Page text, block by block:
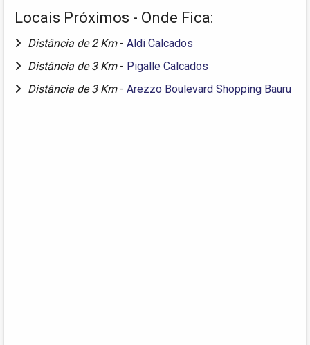
Locais Próximos - Onde Fica:
Distância de 2 Km - Aldi Calcados
Distância de 3 Km - Pigalle Calcados
Distância de 3 Km - Arezzo Boulevard Shopping Bauru